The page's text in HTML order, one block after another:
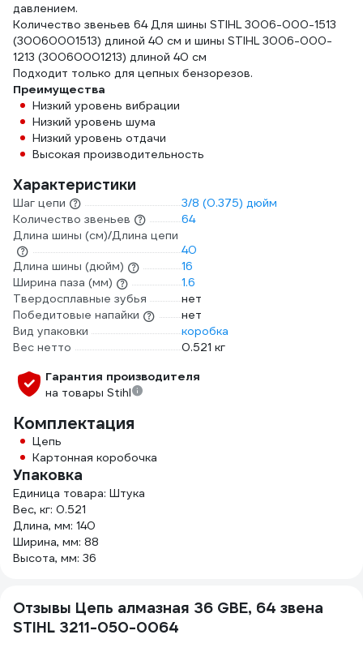
давлением.
Количество звеньев 64 Для шины STIHL 3006-000-1513
(30060001513) длиной 40 см и шины STIHL 3006-000-
1213 (30060001213) длиной 40 см
Подходит только для цепных бензорезов.
Преимущества
Низкий уровень вибрации
Низкий уровень шума
Низкий уровень отдачи
Высокая производительность
Характеристики
Шаг цепи
3/8 (0.375) дюйм
Количество звеньев
64
Длина шины (см)/Длина цепи
40
Длина шины (дюйм)
16
Ширина паза (мм)
1.6
Твердосплавные зубья
нет
Победитовые напайки
нет
Вид упаковки
коробка
Вес нетто
0.521 кг
Гарантия производителя
на товары Stihl
Комплектация
Цепь
Картонная коробочка
Упаковка
Единица товара: Штука
Вес, кг: 0.521
Длина, мм: 140
Ширина, мм: 88
Высота, мм: 36
Отзывы Цепь алмазная 36 GBE, 64 звена
STIHL 3211-050-0064